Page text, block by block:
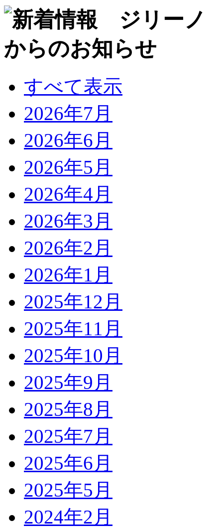
すべて表示
2026年7月
2026年6月
2026年5月
2026年4月
2026年3月
2026年2月
2026年1月
2025年12月
2025年11月
2025年10月
2025年9月
2025年8月
2025年7月
2025年6月
2025年5月
2024年2月